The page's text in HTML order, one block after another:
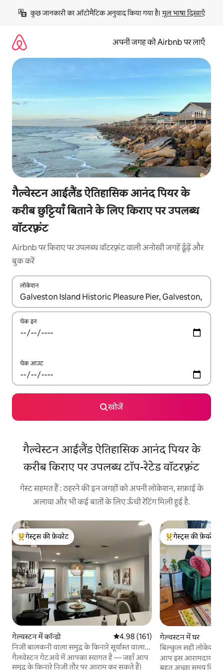
छोड़कर
कॉन्टेंट
कुछ जानकारी का ऑटोमैटिक अनुवाद किया गया है। मूल भाषा दिखाएँ
अपनी जगह को Airbnb पर लाएँ
गैल्वेस्टन आईलैंड ऐतिहासिक आनंद पियर के
करीब छुट्टियाँ बिताने के लिए किराए पर उपलब्ध
वॉटरफ़्रंट
Airbnb पर किराए पर उपलब्ध वॉटरफ़्रंट वाली अनोखी जगहें ढूँढ़ें और
बुक करें
लोकेशन
नतीजों के उपलब्ध होने पर, अप और डाउन 'ऐरो की' का इस्तेमाल करके नेविगेट
चेक इन
चेक आउट
खोजें
गैल्वेस्टन आईलैंड ऐतिहासिक आनंद पियर के
करीब किराए पर उपलब्ध टॉप-रेटेड वॉटरफ़्रंट
गेस्ट सहमत हैं : ठहरने की इन जगहों को अपनी लोकेशन, सफ़ाई के
अलावा और भी कई बातों के लिए ऊँची रेटिंग मिली हुई है.
गेस्ट्स का टॉप फ़ेवरेट
गेस्ट्स की फ़ेवरेट
गेल्वस्टन में कॉन्डो औसत रेटिंग 5 में से 4.98, 161 समीक्षाएँ
4.98 (161)
निजी बालकनी वाला समुद्र के किनारे सूर्यास्त वाला
कोंडो
गैलवेस्टन गेटअवे में आपका स्वागत है — जहाँ आप
समुद्र के किनारे निजी तौर पर आराम कर सकते हैं।
गेस्ट्स का टॉप फ़ेवरेट
गेस्ट्स की फ़ेवरेट
गेल्वस्टन में घर
बिल्कुल सही लोकेशन
हाउस
आप इस आरामदायक
बहुत अच्छा समय